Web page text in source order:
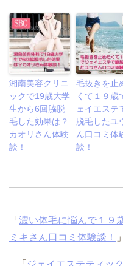
湘南美容クリニ
ックで19歳大学
生から6回脇脱
毛した効果は？
カオリさん体験
談！
毛抜きを止
くて１９歳
ェイエステ
脱毛したユ
ん口コミ体
談！
「 濃い体毛に悩んで１９
ミキさん口コミ体験談！
」